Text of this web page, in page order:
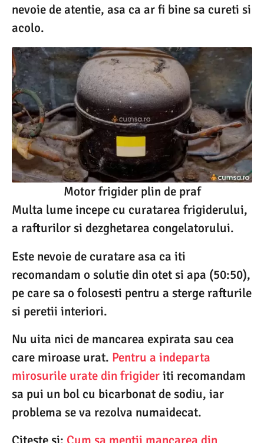
nevoie de atentie, asa ca ar fi bine sa cureti si
acolo.
Motor frigider plin de praf
Multa lume incepe cu curatarea frigiderului,
a rafturilor si dezghetarea congelatorului.
Este nevoie de curatare asa ca iti
recomandam o solutie din otet si apa (50:50),
pe care sa o folosesti pentru a sterge rafturile
si peretii interiori.
Nu uita nici de mancarea expirata sau cea
care miroase urat. Pentru a indeparta
mirosurile urate din frigideriti recomandam
sa pui un bol cu bicarbonat de sodiu, iar
problema se va rezolva numaidecat.